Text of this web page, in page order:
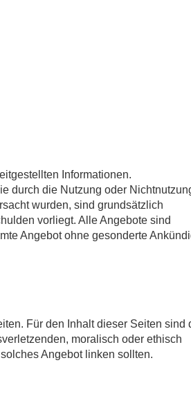
Informationen.
durch die Nutzung oder
wurden, sind grundsätzlich
vorliegt. Alle Angebote sind
Angebot ohne gesonderte
Für den Inhalt dieser Seiten sind
moralisch oder ethisch
Angebot linken sollten.